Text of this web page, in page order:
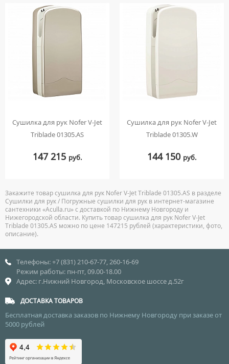
Сушилка для рук Nofer V-Jet
Triblade 01305.AS
147 215 руб.
Сушилка для рук Nofer V-Jet
Triblade 01305.W
144 150 руб.
Закажите товар сушилка для рук Nofer V-Jet Triblade 01305.AS в разделе
Сушилки для рук / Погружные сушилки для рук в интернет-магазине
сантехники «Aculla.ru» с доставкой по Нижнему Новгороду и
Нижегородской области. Купить товар сушилка для рук Nofer V-Jet
Triblade 01305.AS можно по цене 147215 рублей (характеристики, фото,
описание).
Телефоны: +7 (831) 210-67-77, 260-16-69
Режим работы: пн-пт, 09.00-18.00
Адрес: г.Нижний Новгород, Московское шоссе д.52г
ДОСТАВКА ТОВАРОВ
Бесплатная доставка заказов по Нижнему Новгороду при заказе от
5000 рублей